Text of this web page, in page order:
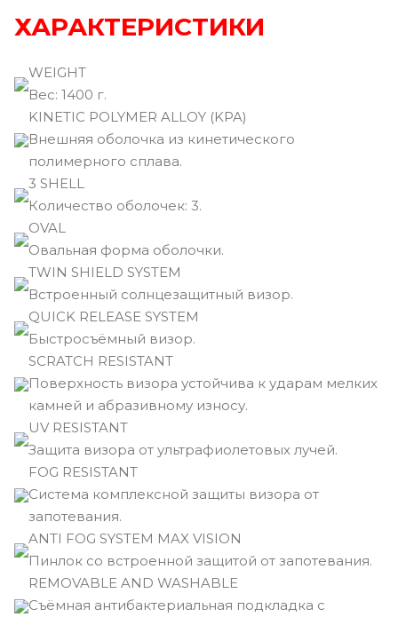
ХАРАКТЕРИСТИКИ
WEIGHT
Вec: 1400 г.
KINETIC POLYMER ALLOY (KPA)
Внешняя оболочка из кинетического
полимерного сплава.
3 SHELL
Количество оболочек: 3.
OVAL
Овальная форма оболочки.
TWIN SHIELD SYSTEM
Встроенный солнцезащитный визор.
QUICK RELEASE SYSTEM
Быстросъёмный визор.
SCRATCH RESISTANT
Поверхность визора устойчива к ударам мелких
камней и абразивному износу.
UV RESISTANT
Защита визора от ультрафиолетовых лучей.
FOG RESISTANT
Система комплексной защиты визора от
запотевания.
ANTI FOG SYSTEM MAX VISION
Пинлок со встроенной защитой от запотевания.
REMOVABLE AND WASHABLE
Съёмная антибактериальная подкладка с